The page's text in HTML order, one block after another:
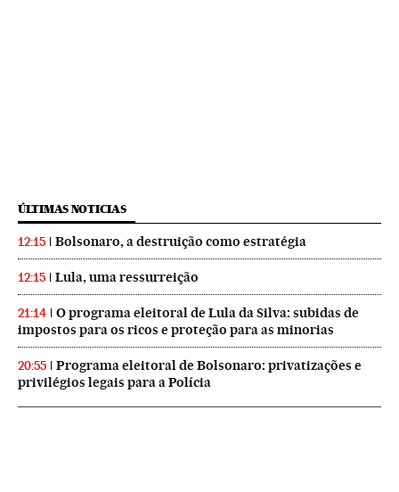
ÚLTIMAS NOTICIAS
12:15 Bolsonaro, a destruição como estratégia
12:15 Lula, uma ressurreição
21:14
O programa eleitoral de Lula da Silva: subidas de
impostos para os ricos e proteção para as minorias
20:55
Programa eleitoral de Bolsonaro: privatizações e
privilégios legais para a Polícia